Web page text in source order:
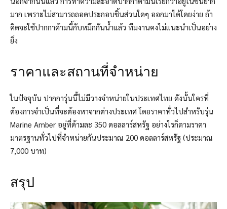
มาก เพราะไม่สามารถถอดประกอบชิ้นส่วนใดๆ ออกมาได้โดยง่าย ถ้า
คิดจะใช้ปากกาด้ามนี้กับหมึกกันน้ำแล้ว ทีมงานคงไม่แนะนำเป็นอย่าง
ยิ่ง
ราคาและสถานที่จำหน่าย
ในปัจจุบัน ปากการุ่นนี้ไม่มีวางจำหน่ายในประเทศไทย ดังนั้นใครที่
ต้องการจำเป็นที่จะต้องหาจากต่างประเทศ โดยราคาทั่วไปสำหรับรุ่น
Marine Amber อยู่ที่ด้ามละ 350 ดอลลาร์สหรัฐ อย่างไรก็ตามราคา
มาตรฐานทั่วไปที่จำหน่ายกันประมาณ 200 ดอลลาร์สหรัฐ (ประมาณ
7,000 บาท)
สรุป